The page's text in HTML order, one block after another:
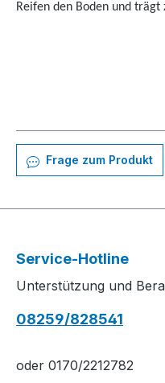
Reifen den Boden und
Frage zum Produkt
Service-Hotline
Unterstützung und
08259/828541
oder 0170/2212782